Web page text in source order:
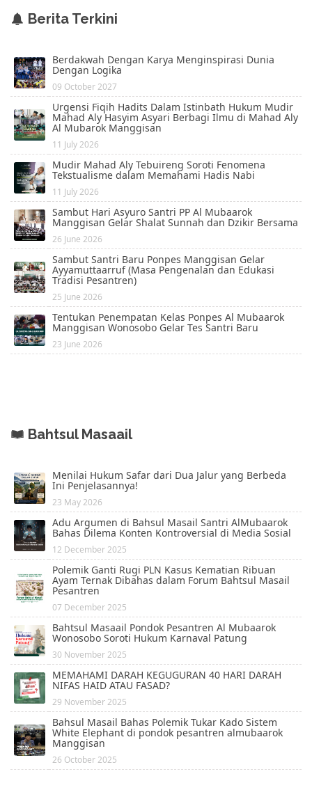
Berita Terkini
Berdakwah Dengan Karya Menginspirasi Dunia
Dengan Logika
09 October 2027
Urgensi Fiqih Hadits Dalam Istinbath Hukum Mudir
Mahad Aly Hasyim Asyari Berbagi Ilmu di Mahad Aly
Al Mubarok Manggisan
11 July 2026
Mudir Mahad Aly Tebuireng Soroti Fenomena
Tekstualisme dalam Memahami Hadis Nabi
11 July 2026
Sambut Hari Asyuro Santri PP Al Mubaarok
Manggisan Gelar Shalat Sunnah dan Dzikir Bersama
26 June 2026
Sambut Santri Baru Ponpes Manggisan Gelar
Ayyamuttaarruf (Masa Pengenalan dan Edukasi
Tradisi Pesantren)
25 June 2026
Tentukan Penempatan Kelas Ponpes Al Mubaarok
Manggisan Wonosobo Gelar Tes Santri Baru
23 June 2026
Bahtsul Masaail
Menilai Hukum Safar dari Dua Jalur yang Berbeda
Ini Penjelasannya!
23 May 2026
Adu Argumen di Bahsul Masail Santri AlMubaarok
Bahas Dilema Konten Kontroversial di Media Sosial
12 December 2025
Polemik Ganti Rugi PLN Kasus Kematian Ribuan
Ayam Ternak Dibahas dalam Forum Bahtsul Masail
Pesantren
07 December 2025
Bahtsul Masaail Pondok Pesantren Al Mubaarok
Wonosobo Soroti Hukum Karnaval Patung
30 November 2025
MEMAHAMI DARAH KEGUGURAN 40 HARI DARAH
NIFAS HAID ATAU FASAD?
29 November 2025
Bahsul Masail Bahas Polemik Tukar Kado Sistem
White Elephant di pondok pesantren almubaarok
Manggisan
26 October 2025